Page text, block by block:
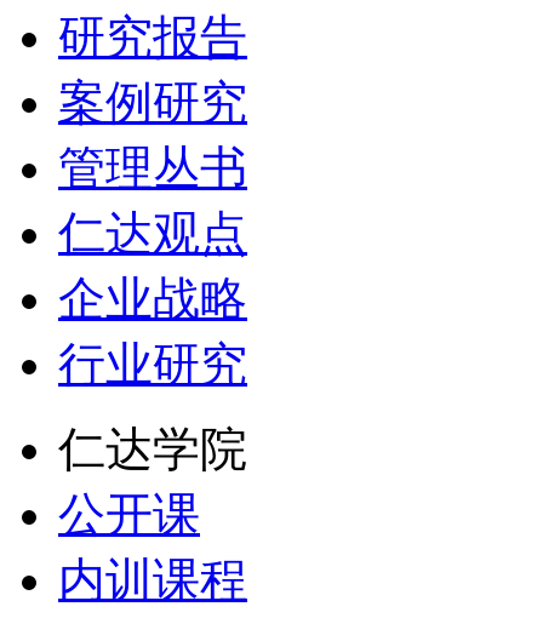
研究报告
案例研究
管理丛书
仁达观点
企业战略
行业研究
仁达学院
公开课
内训课程